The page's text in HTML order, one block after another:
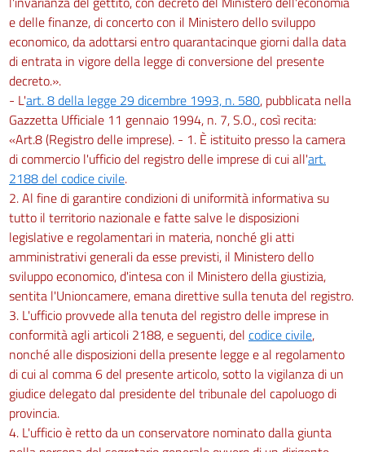
e delle finanze, di concerto con il Ministero dello sviluppo
economico, da adottarsi entro quarantacinque giorni dalla data
di entrata in vigore della legge di conversione del presente
decreto.».
- L'art. 8 della legge 29 dicembre 1993, n. 580, pubblicata nella
Gazzetta Ufficiale 11 gennaio 1994, n. 7, S.O., così recita:
«Art.8 (Registro delle imprese). - 1. È istituito presso la camera
di commercio l'ufficio del registro delle imprese di cui all'art.
2188 del codice civile.
2. Al fine di garantire condizioni di uniformità informativa su
tutto il territorio nazionale e fatte salve le disposizioni
legislative e regolamentari in materia, nonché gli atti
amministrativi generali da esse previsti, il Ministero dello
sviluppo economico, d'intesa con il Ministero della giustizia,
sentita l'Unioncamere, emana direttive sulla tenuta del registro.
3. L'ufficio provvede alla tenuta del registro delle imprese in
conformità agli articoli 2188, e seguenti, del codice civile,
nonché alle disposizioni della presente legge e al regolamento
di cui al comma 6 del presente articolo, sotto la vigilanza di un
giudice delegato dal presidente del tribunale del capoluogo di
provincia.
4. L'ufficio è retto da un conservatore nominato dalla giunta